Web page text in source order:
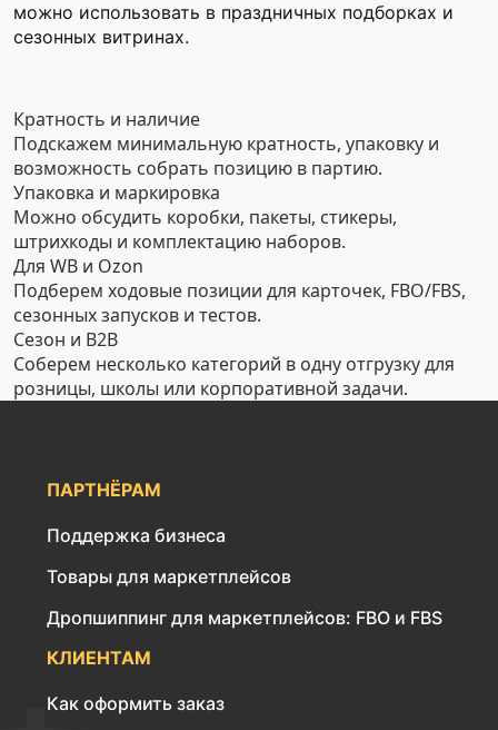
можно использовать в праздничных подборках и
сезонных витринах.
Кратность и наличие
Подскажем минимальную кратность, упаковку и
возможность собрать позицию в партию.
Упаковка и маркировка
Можно обсудить коробки, пакеты, стикеры,
штрихкоды и комплектацию наборов.
Для WB и Ozon
Подберем ходовые позиции для карточек, FBO/FBS,
сезонных запусков и тестов.
Сезон и B2B
Соберем несколько категорий в одну отгрузку для
розницы, школы или корпоративной задачи.
ПАРТНЁРАМ
Поддержка бизнеса
Товары для маркетплейсов
Дропшиппинг для маркетплейсов: FBO и FBS
КЛИЕНТАМ
Как оформить заказ